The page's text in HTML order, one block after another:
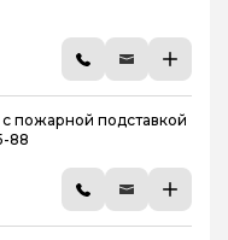
пожарной подставкой
88